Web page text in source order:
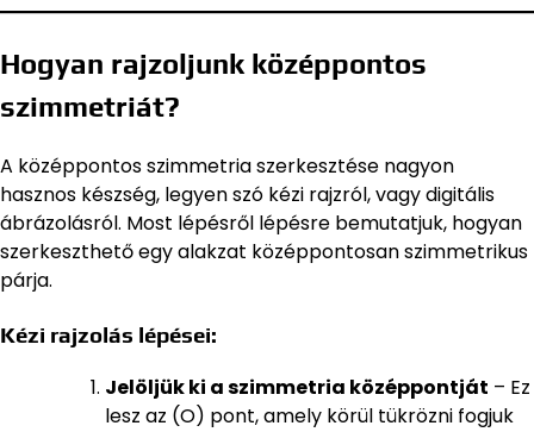
Hogyan rajzoljunk középpontos
szimmetriát?
A középpontos szimmetria szerkesztése nagyon
hasznos készség, legyen szó kézi rajzról, vagy digitális
ábrázolásról. Most lépésről lépésre bemutatjuk, hogyan
szerkeszthető egy alakzat középpontosan szimmetrikus
párja.
Kézi rajzolás lépései:
Jelöljük ki a szimmetria középpontját – Ez
lesz az (O) pont, amely körül tükrözni fogjuk